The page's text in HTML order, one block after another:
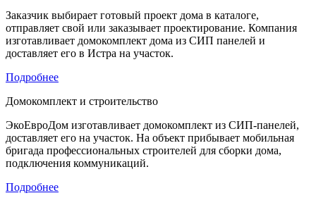
Заказчик выбирает готовый проект дома в каталоге,
отправляет свой или заказывает проектирование. Компания
изготавливает домокомплект дома из СИП панелей и
доставляет его в Истра на участок.
Подробнее
Домокомплект и строительство
ЭкоЕвроДом изготавливает домокомплект из СИП-панелей,
доставляет его на участок. На объект прибывает мобильная
бригада профессиональных строителей для сборки дома,
подключения коммуникаций.
Подробнее